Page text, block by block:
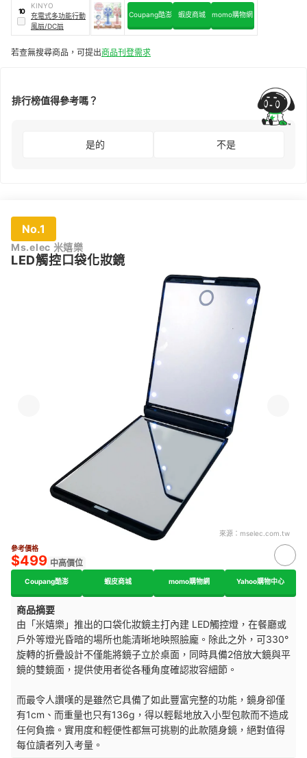
10
KINYO
充電式多功能行動
風扇/DC扇
Coupang酷澎 蝦皮商城 momo購物網
若查無搜尋商品，可提出商品刊登需求
排行榜值得參考嗎？
是的 不是
No.1
Ms.elec 米嬉樂
LED觸控口袋化妝鏡
來源： mselec.com.tw
參考價格
$499 中高價位
Coupang酷澎 蝦皮商城 momo購物網 Yahoo購物中心
商品摘要
由「米嬉樂」推出的口袋化妝鏡主打內建 LED觸控燈，在餐廳或
戶外等燈光昏暗的場所也能清晰地映照臉龐。除此之外，可330°
旋轉的折疊設計不僅能將鏡子立於桌面，同時具備2倍放大鏡與平
鏡的雙鏡面，提供使用者從各種角度確認妝容細節。
而最令人讚嘆的是雖然它具備了如此豐富完整的功能，鏡身卻僅
有1cm、而重量也只有136g，得以輕鬆地放入小型包款而不造成
任何負擔。實用度和輕便性都無可挑剔的此款隨身鏡，絕對值得
每位讀者列入考量。